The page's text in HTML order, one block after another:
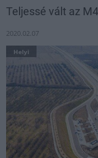
Teljessé vált az
2020.02.07
Helyi